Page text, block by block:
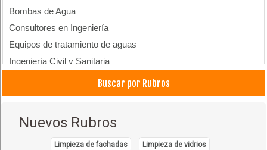
Bombas de Agua
Consultores en Ingeniería
Equipos de tratamiento de aguas
Ingeniería Civil y Sanitaria
Medioambiente y Energía
Medio Ambiente
Perforación de Pozos para Agua
Perforación de Pozos
Buscar por Rubros
Nuevos Rubros
Limpieza de fachadas Limpieza de vidrios